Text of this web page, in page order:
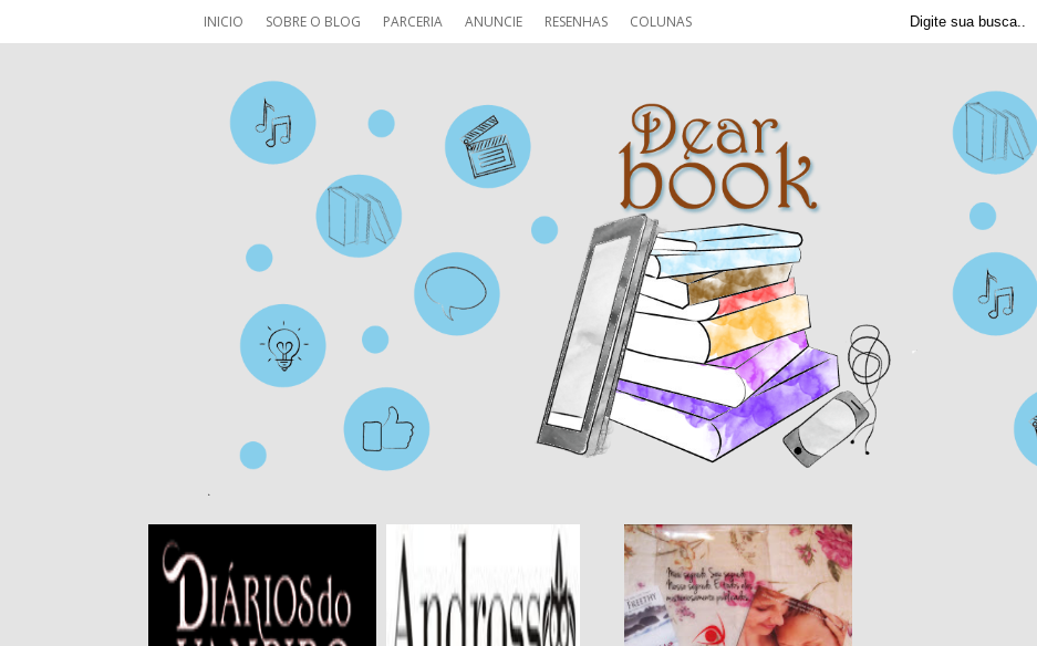
INICIO SOBRE O BLOG PARCERIA ANUNCIE RESENHAS COLUNAS